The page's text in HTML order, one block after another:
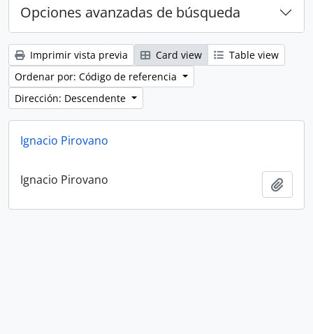
Opciones avanzadas de búsqueda
Imprimir vista previa Card view
Table view
Ordenar por: Código de referencia
Dirección: Descendente
Ignacio Pirovano
Ignacio Pirovano